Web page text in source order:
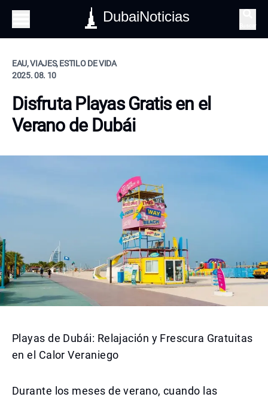
DubaiNoticias
EAU, VIAJES, ESTILO DE VIDA
2025. 08. 10
Disfruta Playas Gratis en el
Verano de Dubái
Playas de Dubái: Relajación y Frescura Gratuitas
en el Calor Veraniego
Durante los meses de verano, cuando las